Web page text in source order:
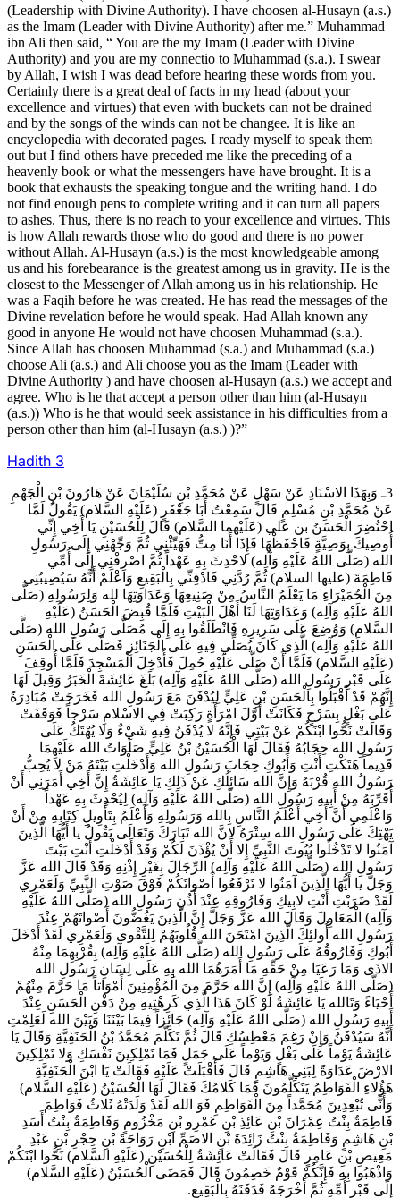
(Leadership with Divine Authority). I have choosen al-Husayn (a.s.)
as the Imam (Leader with Divine Authority) after me.” Muhammad
ibn Ali then said, “ You are the my Imam (Leader with Divine
Authority) and you are my connectio to Muhammad (s.a.). I swear
by Allah, I wish I was dead before hearing these words from you.
Certainly there is a great deal of facts in my head (about your
excellence and virtues) that even with buckets can not be drained
and by the songs of the winds can not be changee. It is like an
encyclopedia with decorated pages. I ready myself to speak them
out but I find others have preceded me like the preceding of a
heavenly book or what the messengers have have brought. It is a
book that exhausts the speaking tongue and the writing hand. I do
not find enough pens to complete writing and it can turn all papers
to ashes. Thus, there is no reach to your excellence and virtues. This
is how Allah rewards those who do good and there is no power
without Allah. Al-Husayn (a.s.) is the most knowledgeable among
us and his forebearance is the greatest among us in gravity. He is the
closest to the Messenger of Allah among us in his relationship. He
was a Faqih before he was created. He has read the messages of the
Divine revelation before he would speak. Had Allah known any
good in anyone He would not have choosen Muhammad (s.a.).
Since Allah has choosen Muhammad (s.a.) and Muhammad (s.a.)
choose Ali (a.s.) and Ali choose you as the Imam (Leader with
Divine Authority ) and have choosen al-Husayn (a.s.) we accept and
agree. Who is he that accept a person other than him (al-Husayn
(a.s.)) Who is he that would seek assistance in his difficulties from a
person other than him (al-Husayn (a.s.) )?”
Hadith 3
3ـ وَبِهَذَا الاسْنَادِ عَنْ سَهْلٍ عَنْ مُحَمَّدِ بْنِ سُلَيْمَانَ عَنْ هَارُونَ بْنِ الْجَهْمِ
عَنْ مُحَمَّدِ بْنِ مُسْلِمٍ قَالَ سَمِعْتُ أَبَا جَعْفَرٍ (عَلَيْهِ السَّلام) يَقُولُ لَمَّا
احْتُضِرَ الْحَسَنُ بن علي (عَلَيْهما السَّلام) قَالَ لِلْحُسَيْنِ يَا أَخِي إِنِّي
أُوصِيكَ بِوَصِيَّةٍ فَاحْفَظْهَا فَإِذَا أَنَا مِتُّ فَهَيِّئْنِي ثُمَّ وَجِّهْنِي إِلَى رَسُولِ
الله (صَلَّى اللهُ عَلَيْهِ وَآلِه) لاحْدِثَ بِهِ عَهْداً ثُمَّ اصْرِفْنِي إِلَى أُمِّي
فَاطِمَةَ (عليها السلام) ثُمَّ رُدَّنِي فَادْفِنِّي بِالْبَقِيعِ وَاعْلَمْ أَنَّهُ سَيُصِيبُنِي
مِنَ الْحُمَيْرَاءِ مَا يَعْلَمُ النَّاسُ مِنْ صَنِيعِهَا وَعَدَاوَتِهَا لله وَلِرَسُولِهِ (صَلَّى
اللهُ عَلَيْهِ وَآلِه) وَعَدَاوَتِهَا لَنَا أَهْلَ الْبَيْتِ فَلَمَّا قُبِضَ الْحَسَنُ (عَلَيْهِ
السَّلام) وَوُضِعَ عَلَى سَرِيرِهِ فَانْطَلَقُوا بِهِ إِلَى مُصَلَّى رَسُولِ الله (صَلَّى
اللهُ عَلَيْهِ وَآلِه) الَّذِي كَانَ يُصَلِّي فِيهِ عَلَى الْجَنَائِزِ فَصَلَّى عَلَى الْحَسَنِ
(عَلَيْهِ السَّلام) فَلَمَّا أَنْ صَلَّى عَلَيْهِ حُمِلَ فَأُدْخِلَ الْمَسْجِدَ فَلَمَّا أُوقِفَ
عَلَى قَبْرِ رَسُولِ الله (صَلَّى اللهُ عَلَيْهِ وَآلِه) بَلَغَ عَائِشَةَ الْخَبَرُ وَقِيلَ لَهَا
إِنَّهُمْ قَدْ أَقْبَلُوا بِالْحَسَنِ بْنِ عَلِيٍّ لِيُدْفَنَ مَعَ رَسُولِ الله فَخَرَجَتْ مُبَادِرَةً
عَلَى بَغْلٍ بِسَرْجٍ فَكَانَتْ أَوَّلَ امْرَأَةٍ رَكِبَتْ فِي الاسْلامِ سَرْجاً فَوَقَفَتْ
وَقَالَتْ نَحُّوا ابْنَكُمْ عَنْ بَيْتِي فَإِنَّهُ لا يُدْفَنُ فِيهِ شَيْ‏ءٌ وَلا يُهْتَكُ عَلَى
رَسُولِ الله حِجَابُهُ فَقَالَ لَهَا الْحُسَيْنُ بْنُ عَلِيٍّ صَلَوَاتُ الله عَلَيْهِمَا
قَدِيماً هَتَكْتِ أَنْتِ وَأَبُوكِ حِجَابَ رَسُولِ الله وَأَدْخَلْتِ بَيْتَهُ مَنْ لا يُحِبُّ
رَسُولُ الله قُرْبَهُ وَإِنَّ الله سَائِلُكِ عَنْ ذَلِكِ يَا عَائِشَةُ إِنَّ أَخِي أَمَرَنِي أَنْ
أُقَرِّبَهُ مِنْ أَبِيهِ رَسُولِ الله (صَلَّى اللهُ عَلَيْهِ وَآلِه) لِيُحْدِثَ بِهِ عَهْداً
وَاعْلَمِي أَنَّ أَخِي أَعْلَمُ النَّاسِ بِالله وَرَسُولِهِ وَأَعْلَمُ بِتَأْوِيلِ كِتَابِهِ مِنْ أَنْ
يَهْتِكَ عَلَى رَسُولِ الله سِتْرَهُ لانَّ الله تَبَارَكَ وَتَعَالَى يَقُولُ يا أَيُّهَا الَّذِينَ
آمَنُوا لا تَدْخُلُوا بُيُوتَ النَّبِيِّ إِلا أَنْ يُؤْذَنَ لَكُمْ وَقَدْ أَدْخَلْتِ أَنْتِ بَيْتَ
رَسُولِ الله (صَلَّى اللهُ عَلَيْهِ وَآلِه) الرِّجَالَ بِغَيْرِ إِذْنِهِ وَقَدْ قَالَ الله عَزَّ
وَجَلَّ يا أَيُّهَا الَّذِينَ آمَنُوا لا تَرْفَعُوا أَصْواتَكُمْ فَوْقَ صَوْتِ النَّبِيِّ وَلَعَمْرِي
لَقَدْ ضَرَبْتِ أَنْتِ لابِيكِ وَفَارُوقِهِ عِنْدَ أُذُنِ رَسُولِ الله (صَلَّى اللهُ عَلَيْهِ
وَآلِه) الْمَعَاوِلَ وَقَالَ الله عَزَّ وَجَلَّ إِنَّ الَّذِينَ يَغُضُّونَ أَصْواتَهُمْ عِنْدَ
رَسُولِ الله أُولئِكَ الَّذِينَ امْتَحَنَ الله قُلُوبَهُمْ لِلتَّقْوى‏ وَلَعَمْرِي لَقَدْ أَدْخَلَ
أَبُوكِ وَفَارُوقُهُ عَلَى رَسُولِ الله (صَلَّى اللهُ عَلَيْهِ وَآلِه) بِقُرْبِهِمَا مِنْهُ
الاذَى وَمَا رَعَيَا مِنْ حَقِّهِ مَا أَمَرَهُمَا الله بِهِ عَلَى لِسَانِ رَسُولِ الله
(صَلَّى اللهُ عَلَيْهِ وَآلِه) إِنَّ الله حَرَّمَ مِنَ الْمُؤْمِنِينَ أَمْوَاتاً مَا حَرَّمَ مِنْهُمْ
أَحْيَاءً وَتَالله يَا عَائِشَةُ لَوْ كَانَ هَذَا الَّذِي كَرِهْتِيهِ مِنْ دَفْنِ الْحَسَنِ عِنْدَ
أَبِيهِ رَسُولِ الله (صَلَّى اللهُ عَلَيْهِ وَآلِه) جَائِزاً فِيمَا بَيْنَنَا وَبَيْنَ الله لَعَلِمْتِ
أَنَّهُ سَيُدْفَنُ وَإِنْ رَغِمَ مَعْطِسُكِ قَالَ ثُمَّ تَكَلَّمَ مُحَمَّدُ بْنُ الْحَنَفِيَّةِ وَقَالَ يَا
عَائِشَةُ يَوْماً عَلَى بَغْلٍ وَيَوْماً عَلَى جَمَلٍ فَمَا تَمْلِكِينَ نَفْسَكِ وَلا تَمْلِكِينَ
الارْضَ عَدَاوَةً لِبَنِي هَاشِمٍ قَالَ فَأَقْبَلَتْ عَلَيْهِ فَقَالَتْ يَا ابْنَ الْحَنَفِيَّةِ
هَؤُلاءِ الْفَوَاطِمُ يَتَكَلَّمُونَ فَمَا كَلامُكَ فَقَالَ لَهَا الْحُسَيْنُ (عَلَيْهِ السَّلام)
وَأَنَّى تُبْعِدِينَ مُحَمَّداً مِنَ الْفَوَاطِمِ فَوَ الله لَقَدْ وَلَدَتْهُ ثَلاثُ فَوَاطِمَ
فَاطِمَةُ بِنْتُ عِمْرَانَ بْنِ عَائِذِ بْنِ عَمْرِو بْنِ مَخْزُومٍ وَفَاطِمَةُ بِنْتُ أَسَدِ
بْنِ هَاشِمٍ وَفَاطِمَةُ بِنْتُ زَائِدَةَ بْنِ الاصَمِّ ابْنِ رَوَاحَةَ بْنِ حِجْرِ بْنِ عَبْدِ
مَعِيصِ بْنِ عَامِرٍ قَالَ فَقَالَتْ عَائِشَةُ لِلْحُسَيْنِ (عَلَيْهِ السَّلام) نَحُّوا ابْنَكُمْ
وَاذْهَبُوا بِهِ فَإِنَّكُمْ قَوْمٌ خَصِمُونَ قَالَ فَمَضَى الْحُسَيْنُ (عَلَيْهِ السَّلام)
إِلَى قَبْرِ أُمِّهِ ثُمَّ أَخْرَجَهُ فَدَفَنَهُ بِالْبَقِيعِ.